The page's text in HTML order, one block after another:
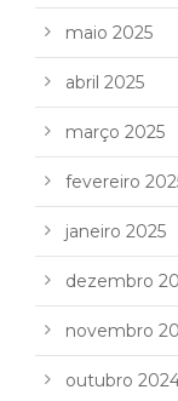
maio 2025
abril 2025
março 2025
fevereiro
janeiro 2025
dezembro
novembro
outubro